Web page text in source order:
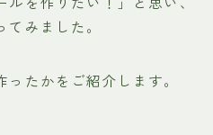
てみました。
たかをご紹介します。